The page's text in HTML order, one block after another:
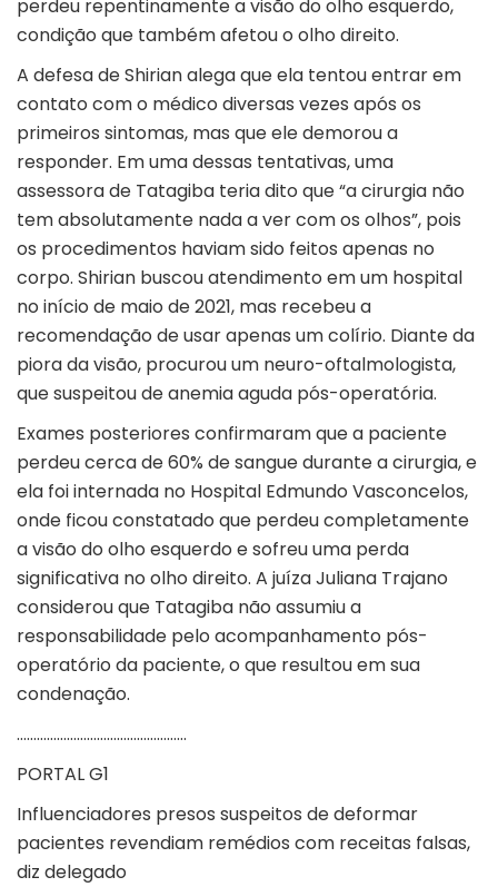
perdeu repentinamente a visão do olho esquerdo,
condição que também afetou o olho direito.
A defesa de Shirian alega que ela tentou entrar em
contato com o médico diversas vezes após os
primeiros sintomas, mas que ele demorou a
responder. Em uma dessas tentativas, uma
assessora de Tatagiba teria dito que “a cirurgia não
tem absolutamente nada a ver com os olhos”, pois
os procedimentos haviam sido feitos apenas no
corpo. Shirian buscou atendimento em um hospital
no início de maio de 2021, mas recebeu a
recomendação de usar apenas um colírio. Diante da
piora da visão, procurou um neuro-oftalmologista,
que suspeitou de anemia aguda pós-operatória.
Exames posteriores confirmaram que a paciente
perdeu cerca de 60% de sangue durante a cirurgia, e
ela foi internada no Hospital Edmundo Vasconcelos,
onde ficou constatado que perdeu completamente
a visão do olho esquerdo e sofreu uma perda
significativa no olho direito. A juíza Juliana Trajano
considerou que Tatagiba não assumiu a
responsabilidade pelo acompanhamento pós-
operatório da paciente, o que resultou em sua
condenação.
……………………………………………
PORTAL G1
Influenciadores presos suspeitos de deformar
pacientes revendiam remédios com receitas falsas,
diz delegado